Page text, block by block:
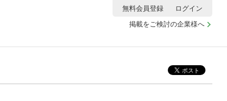
掲載をご検討の企業様へ
無料会員登録 ログイン